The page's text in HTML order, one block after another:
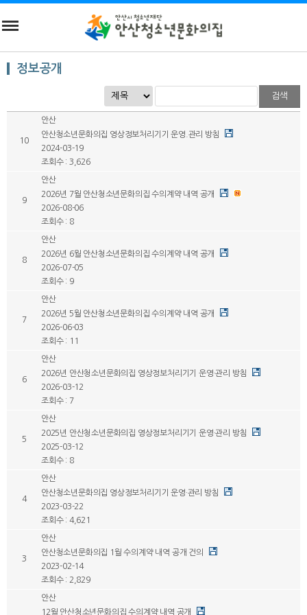
정보공개
검색
10
안산
안산청소년문화의집 영상정보처리기기 운영.관리 방침
2024-03-19
조회수 : 3,626
9
안산
2026년 7월 안산청소년문화의집 수의계약 내역 공개
2026-08-06
조회수 : 8
8
안산
2026년 6월 안산청소년문화의집 수의계약 내역 공개
2026-07-05
조회수 : 9
7
안산
2026년 5월 안산청소년문화의집 수의계약 내역 공개
2026-06-03
조회수 : 11
6
안산
2026년 안산청소년문화의집 영상정보처리기기 운영·관리 방침
2026-03-12
조회수 : 7
5
안산
2025년 안산청소년문화의집 영상정보처리기기 운영·관리 방침
2025-03-12
조회수 : 8
4
안산
안산청소년문화의집 영상정보처리기기 운영·관리 방침
2023-03-22
조회수 : 4,621
3
안산
안산청소년문화의집 1월 수의계약 내역 공개 건의
2023-02-14
조회수 : 2,829
안산
12월 안산청소년문화의집 수의계약 내역 공개